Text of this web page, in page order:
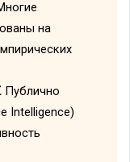
на
Публично
Intelligence)